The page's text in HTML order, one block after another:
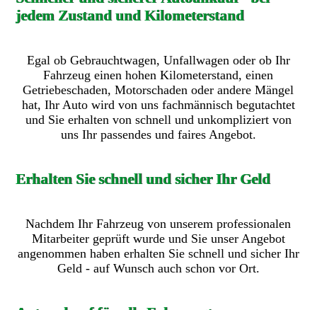
jedem Zustand und Kilometerstand
Egal ob Gebrauchtwagen, Unfallwagen oder ob Ihr
Fahrzeug einen hohen Kilometerstand, einen
Getriebeschaden, Motorschaden oder andere Mängel
hat, Ihr Auto wird von uns fachmännisch begutachtet
und Sie erhalten von schnell und unkompliziert von
uns Ihr passendes und faires Angebot.
Erhalten Sie schnell und sicher Ihr Geld
Nachdem Ihr Fahrzeug von unserem professionalen
Mitarbeiter geprüft wurde und Sie unser Angebot
angenommen haben erhalten Sie schnell und sicher Ihr
Geld - auf Wunsch auch schon vor Ort.